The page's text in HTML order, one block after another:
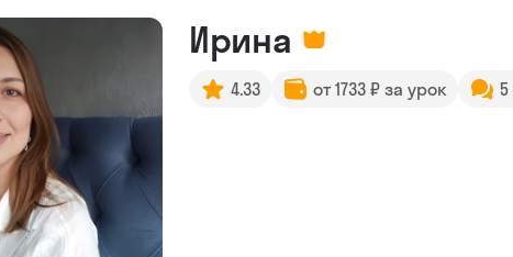
Ирина
4.33 от 1733 ₽ за урок